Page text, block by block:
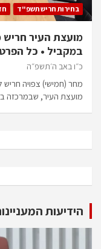
בחירות חריש תשפ"ד
מועצת העיר חריש
במקביל • כל
כ״ו באב ה׳תשפ״ה
מחר (חמישי) צפויה
מועצת העיר, שבמרכזה
הידיעות